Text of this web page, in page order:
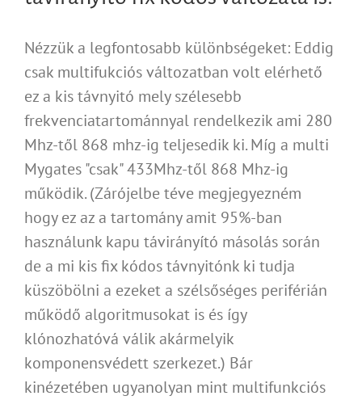
Nézzük a legfontosabb különbségeket: Eddig
csak multifukciós változatban volt elérhető
ez a kis távnyitó mely szélesebb
frekvenciatartománnyal rendelkezik ami 280
Mhz-től 868 mhz-ig teljesedik ki. Míg a multi
Mygates "csak" 433Mhz-től 868 Mhz-ig
működik. (Zárójelbe téve megjegyezném
hogy ez az a tartomány amit 95%-ban
használunk kapu távirányító másolás során
de a mi kis fix kódos távnyitónk ki tudja
küszöbölni a ezeket a szélsőséges periférián
működő algoritmusokat is és így
klónozhatóvá válik akármelyik
komponensvédett szerkezet.) Bár
kinézetében ugyanolyan mint multifunkciós